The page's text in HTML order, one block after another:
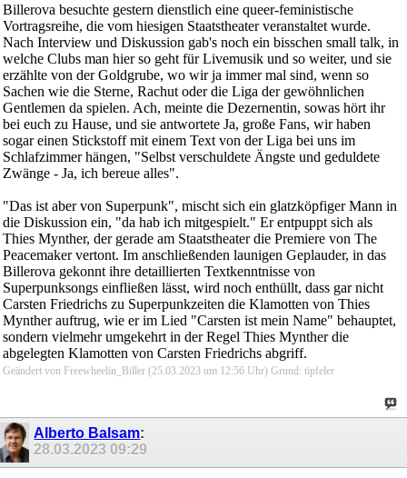
Billerova besuchte gestern dienstlich eine queer-feministische
Vortragsreihe, die vom hiesigen Staatstheater veranstaltet wurde.
Nach Interview und Diskussion gab's noch ein bisschen small talk, in
welche Clubs man hier so geht für Livemusik und so weiter, und sie
erzählte von der Goldgrube, wo wir ja immer mal sind, wenn so
Sachen wie die Sterne, Rachut oder die Liga der gewöhnlichen
Gentlemen da spielen. Ach, meinte die Dezernentin, sowas hört ihr
bei euch zu Hause, und sie antwortete Ja, große Fans, wir haben
sogar einen Stickstoff mit einem Text von der Liga bei uns im
Schlafzimmer hängen, "Selbst verschuldete Ängste und geduldete
Zwänge - Ja, ich bereue alles".
"Das ist aber von Superpunk", mischt sich ein glatzköpfiger Mann in
die Diskussion ein, "da hab ich mitgespielt." Er entpuppt sich als
Thies Mynther, der gerade am Staatstheater die Premiere von The
Peacemaker vertont. Im anschließenden launigen Geplauder, in das
Billerova gekonnt ihre detaillierten Textkenntnisse von
Superpunksongs einfließen lässt, wird noch enthüllt, dass gar nicht
Carsten Friedrichs zu Superpunkzeiten die Klamotten von Thies
Mynther auftrug, wie er im Lied "Carsten ist mein Name" behauptet,
sondern vielmehr umgekehrt in der Regel Thies Mynther die
abgelegten Klamotten von Carsten Friedrichs abgriff.
Geändert von Freewheelin_Biller (25.03.2023 um 12:56 Uhr) Grund: tipfeler
Alberto Balsam:
28.03.2023 09:29